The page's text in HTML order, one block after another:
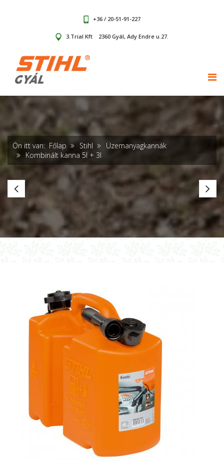
+36 / 20-51-91-227
3.Trial Kft 2360 Gyál, Ady Endre u.27.
Ön itt van: Főlap Stihl
Üzemanyagkannák
Kombinált kanna 5l + 3l
Kombinált
kanna
3l
+